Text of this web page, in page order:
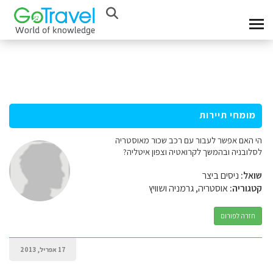
מומחי תיירות
הי האם אפשר לעבור עם רכב שכור מאוסטריה
לסלובניה ובהמשך לקרואטיה וצפון איטליה?
שואל: ניסים ביצר
קטגוריה:אוסטריה, גרמניה ושוויץ
חזרה לפורום
17 אפריל, 2013